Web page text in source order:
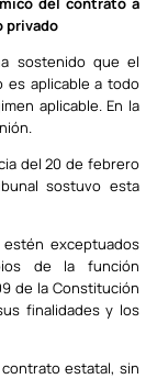
privado
sostenido que el
es aplicable a todo
aplicable. En la
del 20 de febrero
sostuvo esta
exceptuados
de la función
de la Constitución
finalidades y los
estatal, sin